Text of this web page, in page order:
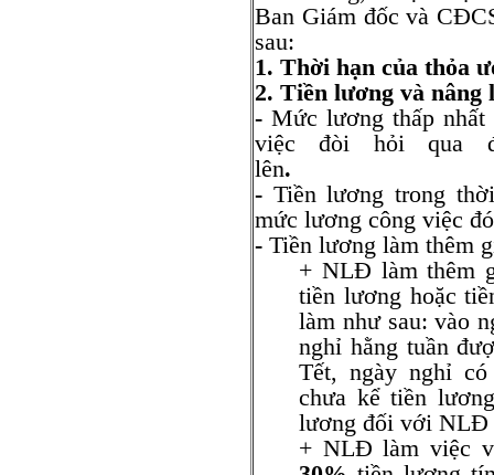
Ban Giám đốc và
sau:
1. Thời hạn của thỏa
2. Tiền lương và nâng
- Mức lương thấp
việc đòi hỏi
lên
- Tiền lương trong
mức lương công việc
- Tiền lương làm thêm
+ NLĐ làm thêm
tiền lương hoặc
làm như sau: vào
nghỉ hằng tuần
Tết, ngày nghỉ
chưa kể tiền
lương đối với NLĐ
+ NLĐ làm việc